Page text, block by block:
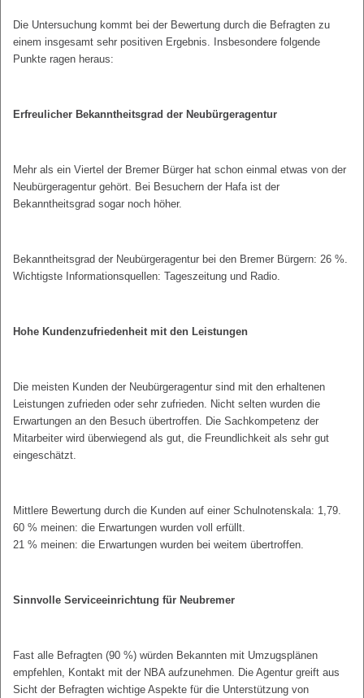
Die Untersuchung kommt bei der Bewertung durch die Befragten zu
einem insgesamt sehr positiven Ergebnis. Insbesondere folgende
Punkte ragen heraus:
Erfreulicher Bekanntheitsgrad der Neubürgeragentur
Mehr als ein Viertel der Bremer Bürger hat schon einmal etwas von der
Neubürgeragentur gehört. Bei Besuchern der Hafa ist der
Bekanntheitsgrad sogar noch höher.
Bekanntheitsgrad der Neubürgeragentur bei den Bremer Bürgern: 26 %.
Wichtigste Informationsquellen: Tageszeitung und Radio.
Hohe Kundenzufriedenheit mit den Leistungen
Die meisten Kunden der Neubürgeragentur sind mit den erhaltenen
Leistungen zufrieden oder sehr zufrieden. Nicht selten wurden die
Erwartungen an den Besuch übertroffen. Die Sachkompetenz der
Mitarbeiter wird überwiegend als gut, die Freundlichkeit als sehr gut
eingeschätzt.
Mittlere Bewertung durch die Kunden auf einer Schulnotenskala: 1,79.
60 % meinen: die Erwartungen wurden voll erfüllt.
21 % meinen: die Erwartungen wurden bei weitem übertroffen.
Sinnvolle Serviceeinrichtung für Neubremer
Fast alle Befragten (90 %) würden Bekannten mit Umzugsplänen
empfehlen, Kontakt mit der NBA aufzunehmen. Die Agentur greift aus
Sicht der Befragten wichtige Aspekte für die Unterstützung von